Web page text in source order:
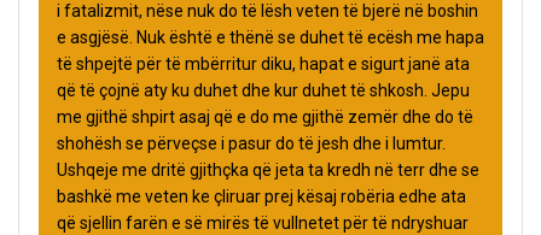
i fatalizmit, nëse nuk do të lësh veten të bjerë në boshin
e asgjësë. Nuk është e thënë se duhet të ecësh me hapa
të shpejtë për të mbërritur diku, hapat e sigurt janë ata
që të çojnë aty ku duhet dhe kur duhet të shkosh. Jepu
me gjithë shpirt asaj që e do me gjithë zemër dhe do të
shohësh se përveçse i pasur do të jesh dhe i lumtur.
Ushqeje me dritë gjithçka që jeta ta kredh në terr dhe se
bashkë me veten ke çliruar prej kësaj robëria edhe ata
që sjellin farën e së mirës të vullnetet për të ndryshuar